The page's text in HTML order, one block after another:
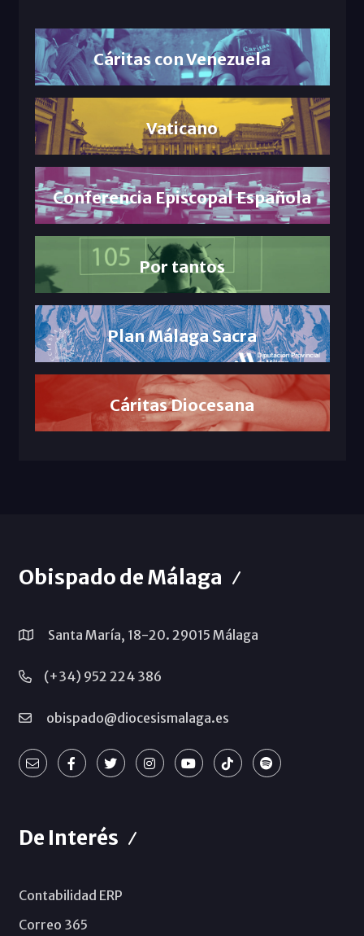
Cáritas con Venezuela
Vaticano
Conferencia Episcopal Española
Por tantos
Plan Málaga Sacra
Cáritas Diocesana
Obispado de Málaga
Santa María, 18-20. 29015 Málaga
(+34) 952 224 386
obispado@diocesismalaga.es
De Interés
Contabilidad ERP
Correo 365